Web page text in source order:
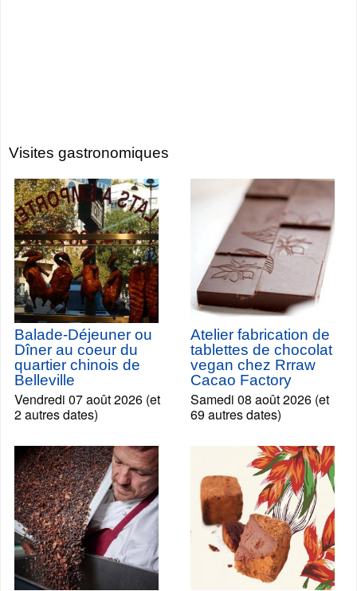
Visites gastronomiques
Balade-Déjeuner ou
Dîner au coeur du
quartier chinois de
Belleville
Vendredi 07 août 2026 (et
2 autres dates)
Atelier fabrication de
tablettes de chocolat
vegan chez Rrraw
Cacao Factory
Samedi 08 août 2026 (et
69 autres dates)